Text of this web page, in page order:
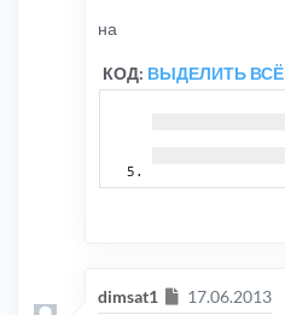
на
КОД: ВЫДЕЛИТЬ ВСЁ
dimsat1 Сообщение
17.06.2013